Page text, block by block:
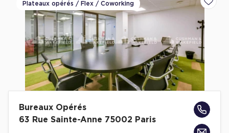
Plateaux opérés / Flex / Coworking
Bureaux Opérés
63 Rue Sainte-Anne 75002 Paris